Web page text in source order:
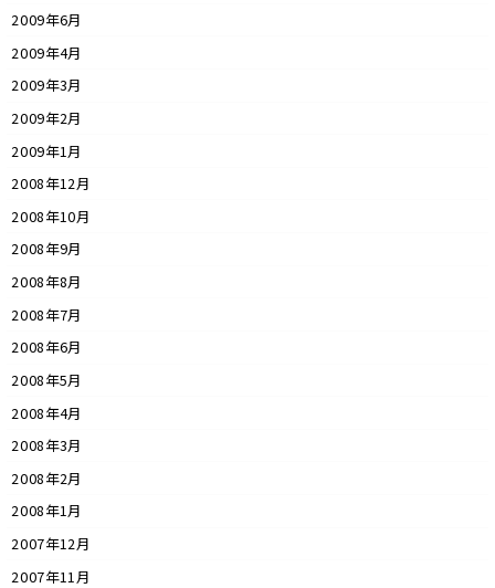
2009年6月
2009年4月
2009年3月
2009年2月
2009年1月
2008年12月
2008年10月
2008年9月
2008年8月
2008年7月
2008年6月
2008年5月
2008年4月
2008年3月
2008年2月
2008年1月
2007年12月
2007年11月